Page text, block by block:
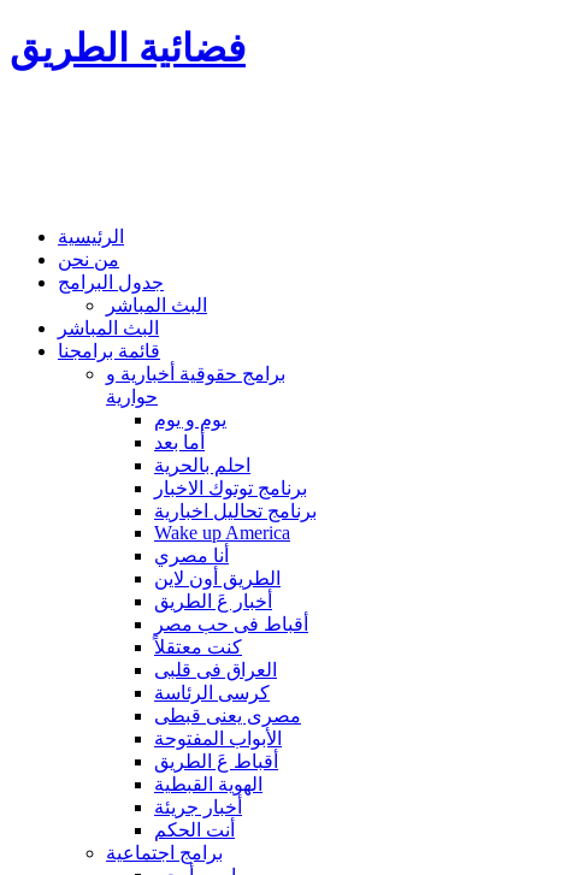
فضائية الطريق
الرئيسية
من نحن
جدول البرامج
البث المباشر
البث المباشر
قائمة برامجنا
برامج حقوقية أخبارية و
حوارية
يوم و يوم
أما بعد
احلم بالحرية
برنامج توتوك الاخبار
برنامج تحاليل اخبارية
Wake up America
أنا مصري
الطريق أون لاين
أخبار عَ الطريق
أقباط فى حب مصر
كنت معتقلاً
العراق فى قلبى
كرسى الرئاسة
مصرى يعنى قبطى
الأبواب المفتوحة
أقباط عَ الطريق
الهوية القبطية
أخبار جريئة
أنت الحكم
برامج اجتماعية